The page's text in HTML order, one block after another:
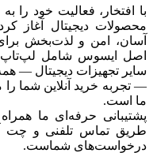
با افتخار، فعالیت خود را
محصولات دیجیتال آغاز
آسان، امن و لذت‌بخش
اصل ایسوس شامل لپ‌تاپ،
سایر تجهیزات دیجیتال —
— تجربه خرید آنلاین شما
ما است.
پشتیبانی حرفه‌ای ما
طریق تماس تلفنی و چت
درخواست‌های شماست.